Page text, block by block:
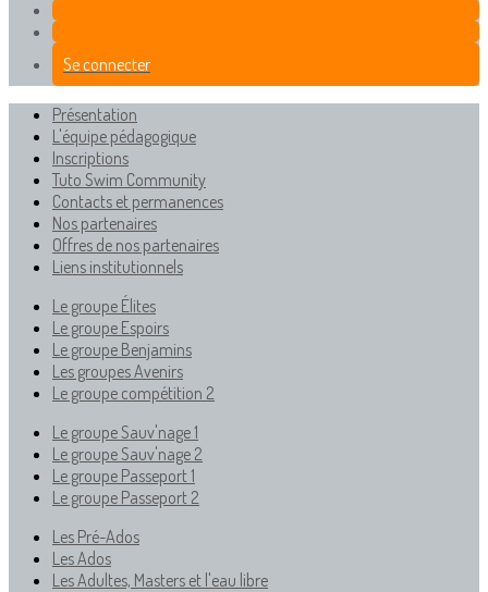
Se connecter
Présentation
L'équipe pédagogique
Inscriptions
Tuto Swim Community
Contacts et permanences
Nos partenaires
Offres de nos partenaires
Liens institutionnels
Le groupe Élites
Le groupe Espoirs
Le groupe Benjamins
Les groupes Avenirs
Le groupe compétition 2
Le groupe Sauv'nage 1
Le groupe Sauv'nage 2
Le groupe Passeport 1
Le groupe Passeport 2
Les Pré-Ados
Les Ados
Les Adultes, Masters et l'eau libre